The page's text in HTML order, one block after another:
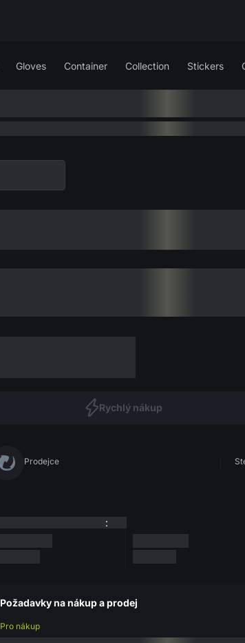
Gloves Container Collection Stickers
Rychlý nákup
Prodejce
:
Požadavky na nákup a prodej
Pro nákup